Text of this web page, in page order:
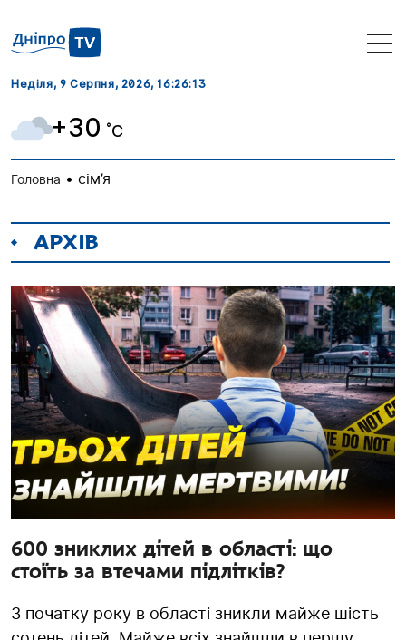
Неділя, 9 Серпня, 2026, 16:26:14
+30 ˚C
Головна • сім’я
АРХІВ
600 зниклих дітей в області: що
стоїть за втечами підлітків?
З початку року в області зникли майже шість